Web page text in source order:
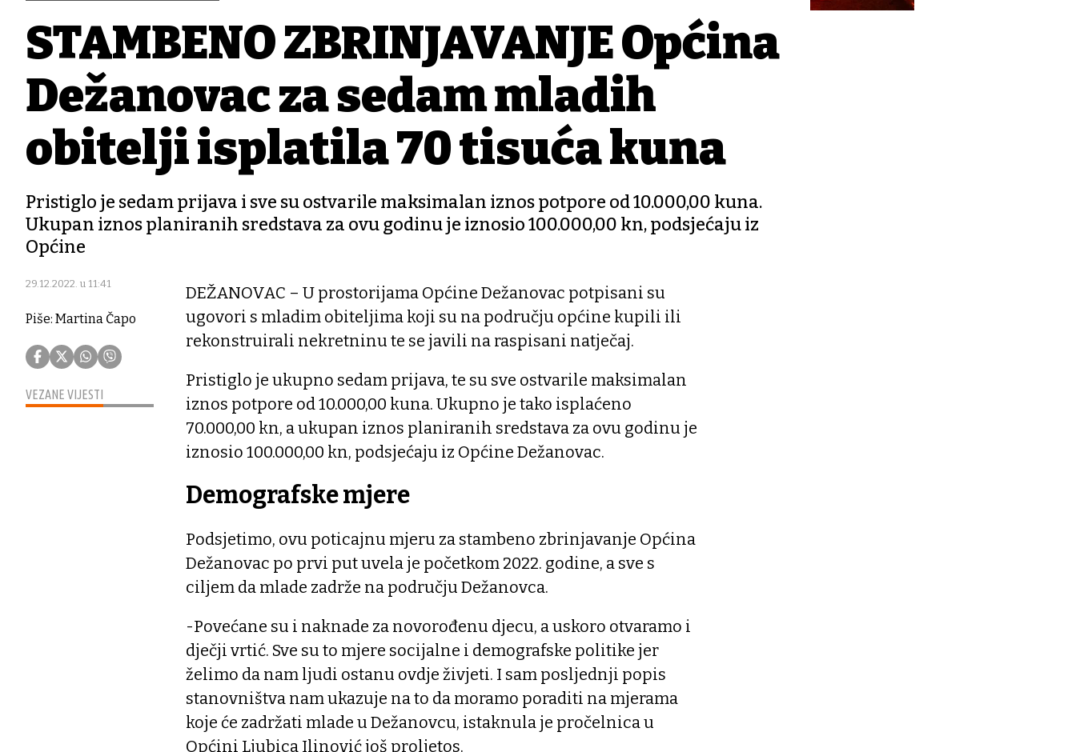
STAMBENO ZBRINJAVANJE Općina
Dežanovac za sedam mladih
obitelji isplatila 70 tisuća kuna
Pristiglo je sedam prijava i sve su ostvarile maksimalan iznos potpore od 10.000,00 kuna.
Ukupan iznos planiranih sredstava za ovu godinu je iznosio 100.000,00 kn, podsjećaju iz
Općine
29.12.2022. u 11:41
Piše: Martina Čapo
VEZANE VIJESTI
DEŽANOVAC – U prostorijama Općine Dežanovac potpisani su
ugovori s mladim obiteljima koji su na području općine kupili ili
rekonstruirali nekretninu te se javili na raspisani natječaj.
Pristiglo je ukupno sedam prijava, te su sve ostvarile maksimalan
iznos potpore od 10.000,00 kuna. Ukupno je tako isplaćeno
70.000,00 kn, a ukupan iznos planiranih sredstava za ovu godinu je
iznosio 100.000,00 kn, podsjećaju iz Općine Dežanovac.
Demografske mjere
Podsjetimo, ovu poticajnu mjeru za stambeno zbrinjavanje Općina
Dežanovac po prvi put uvela je početkom 2022. godine, a sve s
ciljem da mlade zadrže na području Dežanovca.
-Povećane su i naknade za novorođenu djecu, a uskoro otvaramo i
dječji vrtić. Sve su to mjere socijalne i demografske politike jer
želimo da nam ljudi ostanu ovdje živjeti. I sam posljednji popis
stanovništva nam ukazuje na to da moramo poraditi na mjerama
koje će zadržati mlade u Dežanovcu, istaknula je pročelnica u
Općini Ljubica Ilinović još proljetos.